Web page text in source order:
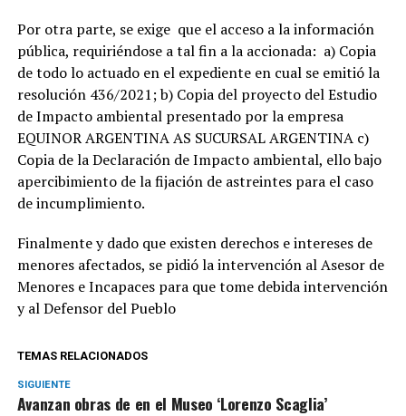
Por otra parte, se exige que el acceso a la información
pública, requiriéndose a tal fin a la accionada: a) Copia
de todo lo actuado en el expediente en cual se emitió la
resolución 436/2021; b) Copia del proyecto del Estudio
de Impacto ambiental presentado por la empresa
EQUINOR ARGENTINA AS SUCURSAL ARGENTINA c)
Copia de la Declaración de Impacto ambiental, ello bajo
apercibimiento de la fijación de astreintes para el caso
de incumplimiento.
Finalmente y dado que existen derechos e intereses de
menores afectados, se pidió la intervención al Asesor de
Menores e Incapaces para que tome debida intervención
y al Defensor del Pueblo
TEMAS RELACIONADOS
SIGUIENTE
Avanzan obras de en el Museo ‘Lorenzo Scaglia’